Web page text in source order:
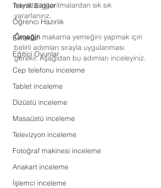
Teknik Bilgiler
Öğrenci Hazırlık
Evraklar
Eğitici Oyunlar
Cep telefonu inceleme
Tablet inceleme
Dizüstü inceleme
Masaüstü inceleme
Televizyon inceleme
Fotoğraf makinesi inceleme
Anakart inceleme
İşlemci inceleme
hayatta algoritmalardan sık sık
yararlanırız.
Örneğin makarna yemeğini yapmak için
belirli adımları sırayla uygulanması
gerekir. Aşağıdan bu adımları inceleyiniz.